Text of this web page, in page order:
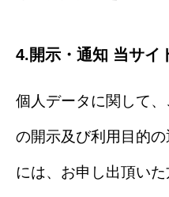
4.開示・通知 当サイ
個人データに関して
の開示及び利用目的
には、お申し出頂い